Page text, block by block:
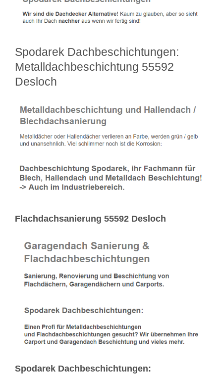
Spodarek Dachbeschichtungen:
Metalldachbeschichtung 55592
Desloch
Flachdachsanierung 55592 Desloch
Spodarek Dachbeschichtungen: